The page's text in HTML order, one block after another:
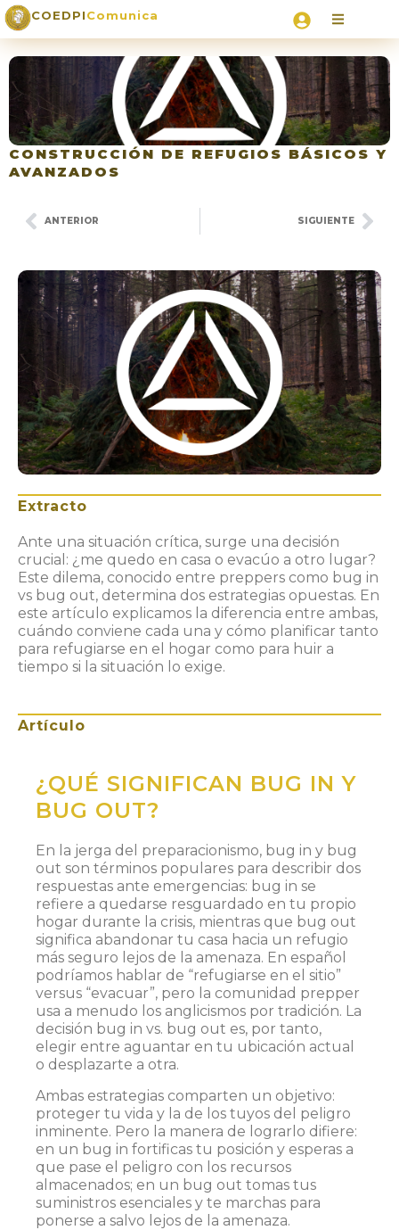
COEDPIComunica
CONSTRUCCIÓN DE REFUGIOS BÁSICOS Y
AVANZADOS
ANTERIOR SIGUIENTE
Extracto
Ante una situación crítica, surge una decisión
crucial: ¿me quedo en casa o evacúo a otro lugar?
Este dilema, conocido entre preppers como bug in
vs bug out, determina dos estrategias opuestas. En
este artículo explicamos la diferencia entre ambas,
cuándo conviene cada una y cómo planificar tanto
para refugiarse en el hogar como para huir a
tiempo si la situación lo exige.
Artículo
¿QUÉ SIGNIFICAN BUG IN Y
BUG OUT?
En la jerga del preparacionismo, bug in y bug
out son términos populares para describir dos
respuestas ante emergencias: bug in se
refiere a quedarse resguardado en tu propio
hogar durante la crisis, mientras que bug out
significa abandonar tu casa hacia un refugio
más seguro lejos de la amenaza​. En español
podríamos hablar de “refugiarse en el sitio”
versus “evacuar”, pero la comunidad prepper
usa a menudo los anglicismos por tradición. La
decisión bug in vs. bug out es, por tanto,
elegir entre aguantar en tu ubicación actual
o desplazarte a otra.
Ambas estrategias comparten un objetivo:
proteger tu vida y la de los tuyos del peligro
inminente. Pero la manera de lograrlo difiere:
en un bug in fortificas tu posición y esperas a
que pase el peligro con los recursos
almacenados; en un bug out tomas tus
suministros esenciales y te marchas para
ponerse a salvo lejos de la amenaza.